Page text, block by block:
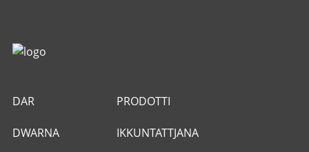
DAR PRODOTTI
DWARNA IKKUNTATTJANA